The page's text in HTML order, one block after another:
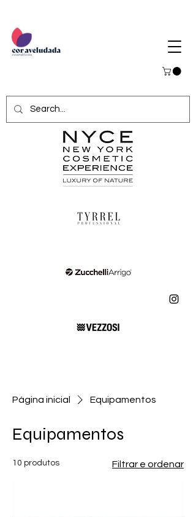
Página inicial Equipamentos
Equipamentos
10 produtos Filtrar e ordenar